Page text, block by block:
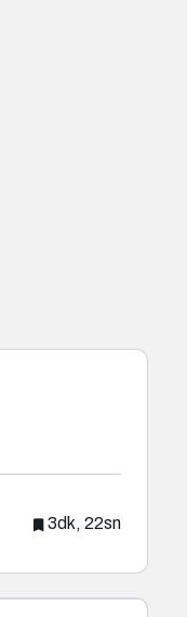
3dk, 22sn